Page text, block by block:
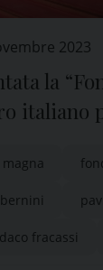
2023
la
italiano
fracassi